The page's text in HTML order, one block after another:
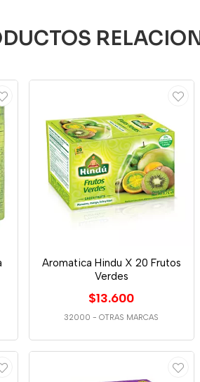
Aromatica Hindu X 20 Frutos
Verdes
$13.600
32000 -OTRAS MARCAS